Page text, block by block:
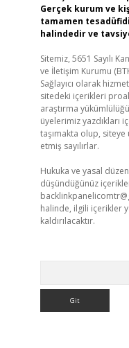
Gerçek kurum ve
tamamen
halindedir ve
Sitemiz, 5651 Sayılı
ve İletişim Kurumu
Sağlayıcı olarak
sitedeki içerikleri
araştırma
üyelerimiz yazdıkları
taşımakta olup,
etmiş sayılırlar.
Hukuka ve yasal
düşündüğünüz
halinde, ilgili içerikler
kaldırılacaktır.